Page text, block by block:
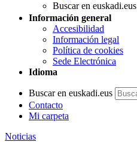
Buscar en euskadi.eus
Información general
Accesibilidad
Información legal
Política de cookies
Sede Electrónica
Idioma
Buscar en euskadi.eus
Contacto
Mi carpeta
Noticias